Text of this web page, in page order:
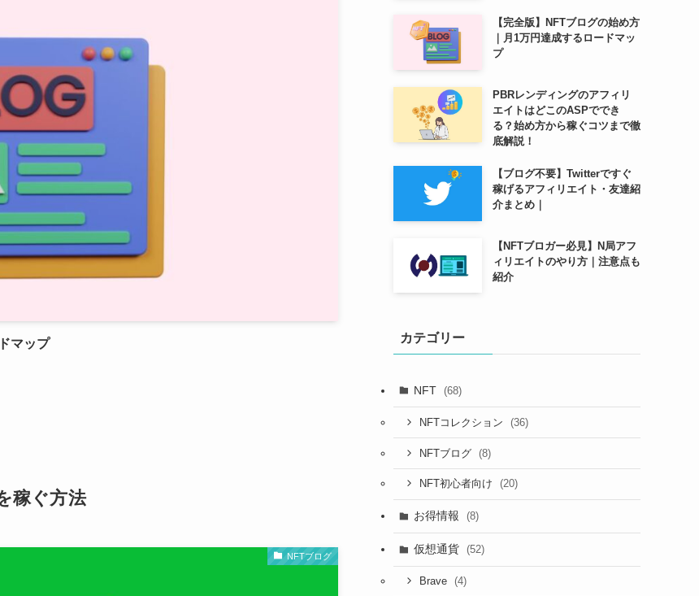
マップ
稼ぐ方法
NFTブログ
【完全版】NFTブログの始め方
｜月1万円達成するロードマッ
プ
PBRレンディングのアフィリ
エイトはどこのASPででき
る？始め方から稼ぐコツまで徹
底解説！
【ブログ不要】Twitterですぐ
稼げるアフィリエイト・友達紹
介まとめ｜
【NFTブロガー必見】N局アフ
ィリエイトのやり方｜注意点も
紹介
カテゴリー
NFT (68)
NFTコレクション (36)
NFTブログ (8)
NFT初心者向け (20)
お得情報 (8)
仮想通貨 (52)
Brave (4)